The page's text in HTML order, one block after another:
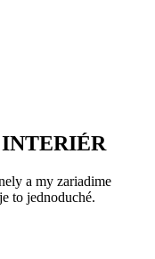
a my zariadime
to jednoduché.